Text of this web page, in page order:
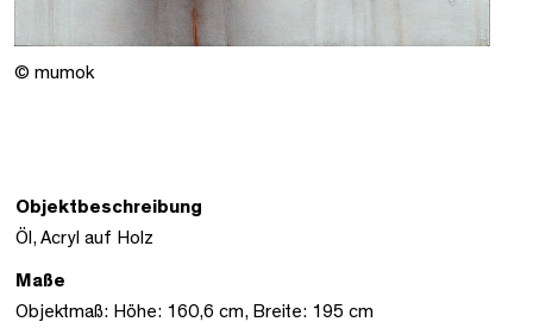
© mumok
Objektbeschreibung
Öl, Acryl auf Holz
Maße
Objektmaß: Höhe: 160,6 cm, Breite: 195 cm